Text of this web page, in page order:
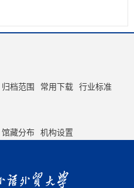
归档范围 常用下载 行业标准
馆藏分布 机构设置